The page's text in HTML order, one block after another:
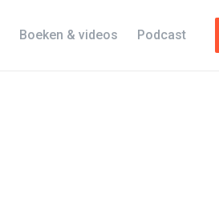
Boeken & videos Podcast